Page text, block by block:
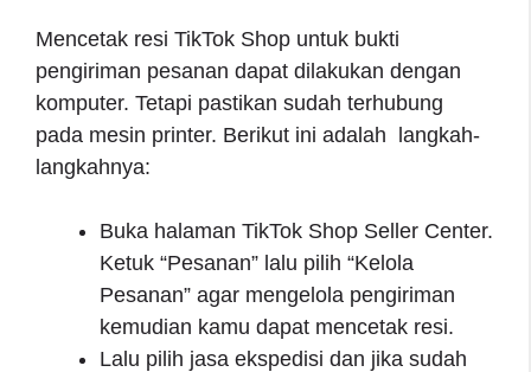
Mencetak resi TikTok Shop untuk bukti
pengiriman pesanan dapat dilakukan dengan
komputer. Tetapi pastikan sudah terhubung
pada mesin printer. Berikut ini adalah langkah-
langkahnya:
Buka halaman TikTok Shop Seller Center.
Ketuk “Pesanan” lalu pilih “Kelola
Pesanan” agar mengelola pengiriman
kemudian kamu dapat mencetak resi.
Lalu pilih jasa ekspedisi dan jika sudah